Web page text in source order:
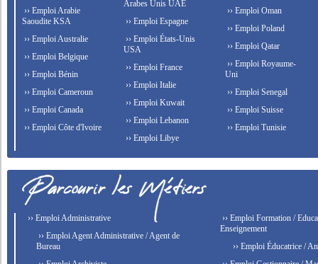
›› Emploi Arabie
Saoudite KSA
›› Emploi Australie
›› Emploi Belgique
›› Emploi Bénin
›› Emploi Cameroun
›› Emploi Canada
›› Emploi Côte d'Ivoire
Arabes Unis UAE
›› Emploi Espagne
›› Emploi États-Unis
USA
›› Emploi France
›› Emploi Italie
›› Emploi Kuwait
›› Emploi Lebanon
›› Emploi Libye
›› Emploi Oman
›› Emploi Poland
›› Emploi Qatar
›› Emploi Royaume-
Uni
›› Emploi Senegal
›› Emploi Suisse
›› Emploi Tunisie
›› Emploi Administrative
›› Emploi Agent Administrative / Agent de
Bureau
›› Emploi Formation /
Enseignement
›› Emploi Éducatrice /